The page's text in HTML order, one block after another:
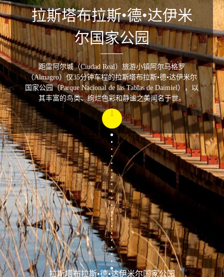
拉斯塔布拉斯•德•达伊米尔国家公园
拉斯塔布拉斯•德•达伊米
尔国家公园
距雷阿尔城（Ciudad Real）旅游小镇阿尔马格罗
（Almagro）仅35分钟车程的拉斯塔布拉斯•德•达伊米尔
国家公园（Parque Nacional de las Tablas de Daimiel），以
其丰富的鸟类、绚烂色彩和静谧之美闻名于世。